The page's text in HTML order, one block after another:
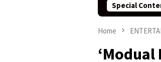
Special
Home